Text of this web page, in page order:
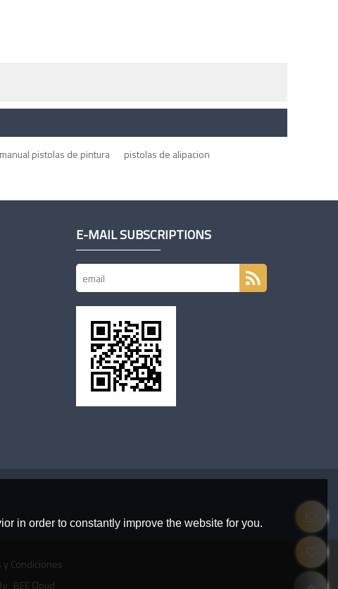
manual pistolas de pintura
pistolas de alipacion
E-MAIL SUBSCRIPTIONS
Condiciones
BEE Cloud
in order to constantly improve the website for you.